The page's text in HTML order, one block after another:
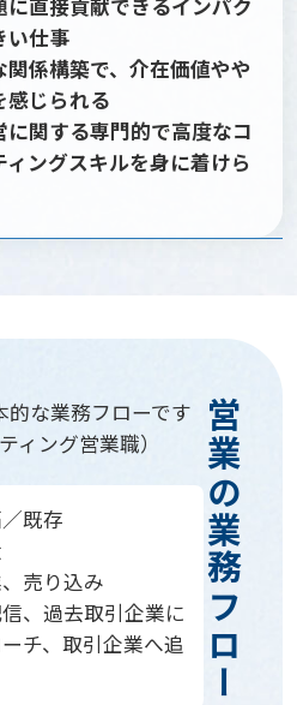
い仕事
関係構築で、介在価値やや
感じられる
に関する専門的で高度なコ
ィングスキルを身に着けら
営業の業務フロー
な業務フローです
ィング営業職）
既存
売り込み
、過去取引企業に
チ、 取引企業へ追